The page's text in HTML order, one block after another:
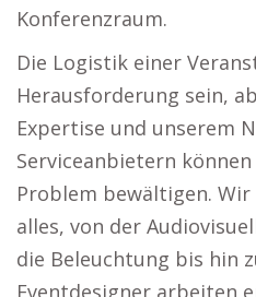
Konferenzraum.
Die Logistik einer
Herausforderung sein,
Expertise und unserem
Serviceanbietern
Problem bewältigen.
alles, von der
die Beleuchtung bis hin
Eventdesigner arbeiten